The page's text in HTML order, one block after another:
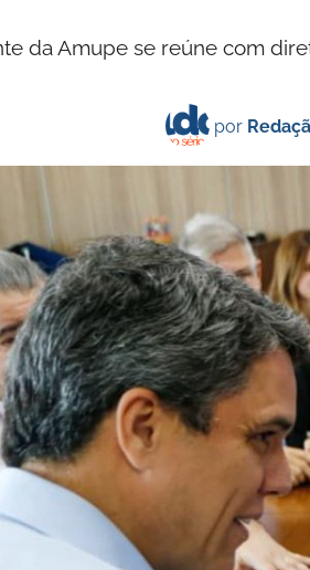
da Amupe se reúne com
por